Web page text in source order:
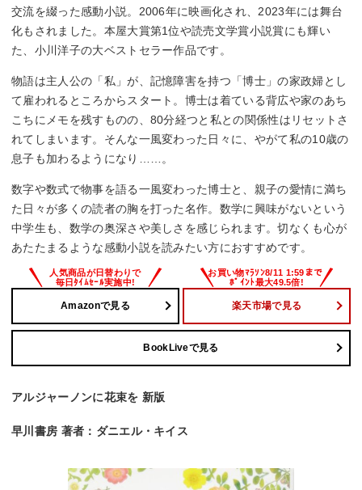
交流を綴った感動小説。2006年に映画化され、2023年には舞台
化もされました。本屋大賞第1位や読売文学賞小説賞にも輝い
た、小川洋子の大ベストセラー作品です。
物語は主人公の「私」が、記憶障害を持つ「博士」の家政婦とし
て雇われるところからスタート。博士は着ている背広や家のあち
こちにメモを残すものの、80分経つと私との関係性はリセットさ
れてしまいます。そんな一風変わった日々に、やがて私の10歳の
息子も加わるようになり……。
数字や数式で物事を語る一風変わった博士と、親子の愛情に満ち
た日々が多くの読者の胸を打った名作。数学に興味がないという
中学生も、数学の奥深さや美しさを感じられます。切なくも心が
あたたまるような感動小説を読みたい方におすすめです。
Amazonで見る 楽天市場で見る
BookLiveで見る
アルジャーノンに花束を 新版
早川書房 著者：ダニエル・キイス